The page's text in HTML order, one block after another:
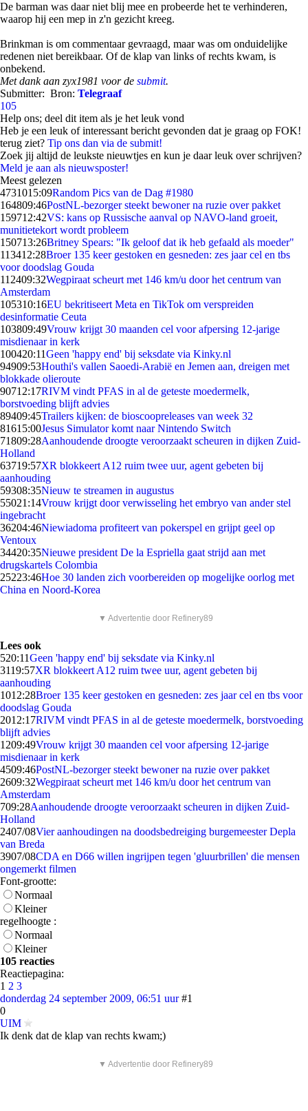
De barman was daar niet blij mee en probeerde het te verhinderen,
waarop hij een mep in z'n gezicht kreeg.
Brinkman is om commentaar gevraagd, maar was om onduidelijke
redenen niet bereikbaar. Of de klap van links of rechts kwam, is
onbekend.
Met dank aan zyx1981 voor de submit.
Submitter: Bron: Telegraaf
105
Help ons; deel dit item als je het leuk vond
Heb je een leuk of interessant bericht gevonden dat je graag op FOK!
terug ziet? Tip ons dan via de submit!
Zoek jij altijd de leukste nieuwtjes en kun je daar leuk over schrijven?
Meld je aan als nieuwsposter!
Meest gelezen
4731015:09Random Pics van de Dag #1980
164809:46PostNL-bezorger steekt bewoner na ruzie over pakket
159712:42VS: kans op Russische aanval op NAVO-land groeit,
munitietekort wordt probleem
150713:26Britney Spears: "Ik geloof dat ik heb gefaald als moeder"
113412:28Broer 135 keer gestoken en gesneden: zes jaar cel en tbs
voor doodslag Gouda
112409:32Wegpiraat scheurt met 146 km/u door het centrum van
Amsterdam
105310:16EU bekritiseert Meta en TikTok om verspreiden
desinformatie Ceuta
103809:49Vrouw krijgt 30 maanden cel voor afpersing 12-jarige
misdienaar in kerk
100420:11Geen 'happy end' bij seksdate via Kinky.nl
94909:53Houthi's vallen Saoedi-Arabië en Jemen aan, dreigen met
blokkade olieroute
90712:17RIVM vindt PFAS in al de geteste moedermelk,
borstvoeding blijft advies
89409:45Trailers kijken: de bioscoopreleases van week 32
81615:00Jesus Simulator komt naar Nintendo Switch
71809:28Aanhoudende droogte veroorzaakt scheuren in dijken Zuid-
Holland
63719:57XR blokkeert A12 ruim twee uur, agent gebeten bij
aanhouding
59308:35Nieuw te streamen in augustus
55021:14Vrouw krijgt door verwisseling het embryo van ander stel
ingebracht
36204:46Niewiadoma profiteert van pokerspel en grijpt geel op
Ventoux
34420:35Nieuwe president De la Espriella gaat strijd aan met
drugskartels Colombia
25223:46Hoe 30 landen zich voorbereiden op mogelijke oorlog met
China en Noord-Korea
▼ Advertentie door Refinery89
Lees ook
520:11Geen 'happy end' bij seksdate via Kinky.nl
3119:57XR blokkeert A12 ruim twee uur, agent gebeten bij
aanhouding
1012:28Broer 135 keer gestoken en gesneden: zes jaar cel en tbs voor
doodslag Gouda
2012:17RIVM vindt PFAS in al de geteste moedermelk, borstvoeding
blijft advies
1209:49Vrouw krijgt 30 maanden cel voor afpersing 12-jarige
misdienaar in kerk
4509:46PostNL-bezorger steekt bewoner na ruzie over pakket
2609:32Wegpiraat scheurt met 146 km/u door het centrum van
Amsterdam
709:28Aanhoudende droogte veroorzaakt scheuren in dijken Zuid-
Holland
2407/08Vier aanhoudingen na doodsbedreiging burgemeester Depla
van Breda
3907/08CDA en D66 willen ingrijpen tegen 'gluurbrillen' die mensen
ongemerkt filmen
Font-grootte:
Normaal
Kleiner
regelhoogte :
Normaal
Kleiner
105 reacties
Reactiepagina:
1 2 3
donderdag 24 september 2009, 06:51 uur #1
0
UIM
Ik denk dat de klap van rechts kwam;)
▼ Advertentie door Refinery89